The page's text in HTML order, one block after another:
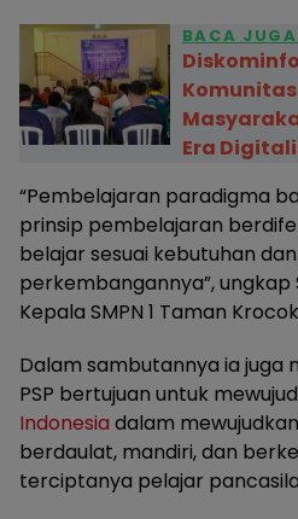
BACA
Era
“Pembelajaran paradigma
prinsip pembelajaran
belajar sesuai kebutuhan
perkembangannya”, ungkap
Kepala SMPN 1 Taman
Dalam sambutannya ia juga
PSP bertujuan untuk
Indonesia dalam
berdaulat, mandiri, dan
terciptanya pelajar